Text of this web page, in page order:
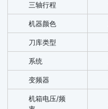
三轴行程
机器颜色
刀库类型
系统
变频器
机箱电压/频